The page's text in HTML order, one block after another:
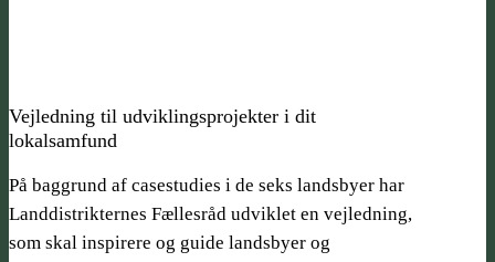
Vejledning til udviklings­projekter i dit
lokalsamfund
På baggrund af casestudies i de seks landsbyer har
Landdistrikternes Fællesråd udviklet en vejledning,
som skal inspirere og guide landsbyer og